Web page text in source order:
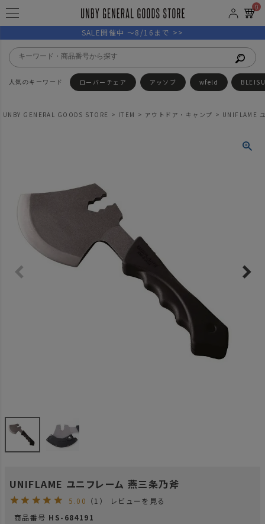
0
SALE開催中 ～8/16まで >>
ローバーチェア アッソブ wfeld
UNBY GENERAL GOODS STORE ITEM アウトドア・キャンプ UNIFLAME
UNIFLAME ユニフレーム 燕三条乃斧
5.00 （1）
レビューを見る
商品番号 HS-684191